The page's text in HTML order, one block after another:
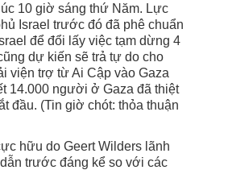
10 giờ sáng thứ Năm. Lực
Israel trước đó đã phê chuẩn
để đổi lấy việc tạm dừng 4
dự kiến sẽ trả tự do cho
viện trợ từ Ai Cập vào Gaza
14.000 người ở Gaza đã thiệt
đầu. (Tin giờ chót: thỏa thuận
hữu do Geert Wilders lãnh
trước đáng kể so với các